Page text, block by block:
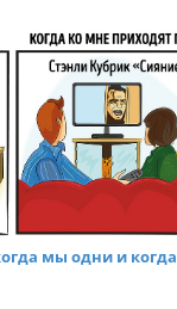
мы одни и когда